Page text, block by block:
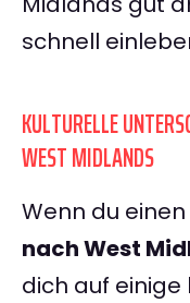
schnell
KULTURELLE
WEST MIDLANDS
Wenn du einen
nach West
dich auf